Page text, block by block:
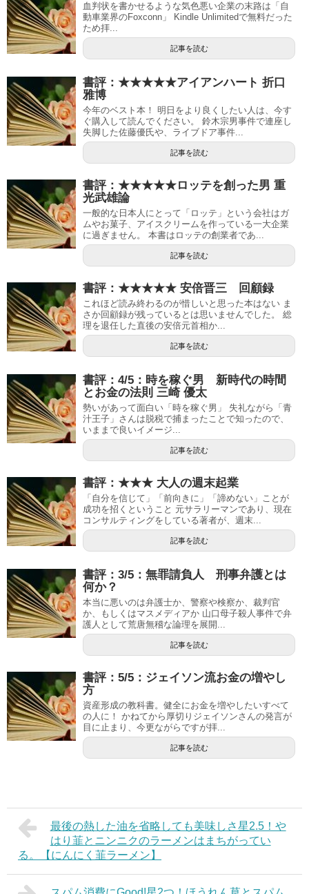
血判状を書かせるような気色悪い企業の末路は「自
動車業界のFoxconn」 Kindle Unlimitedで無料だった
ため拝...
記事を読む
書評：★★★★★アイアンハート 折口
雅博
今年のベスト本！ 明日をより良くしたい人は、今す
ぐ購入して読んでください。 鈴木宗男事件で連座し
失脚した佐藤優氏や、ライブドア事件...
記事を読む
書評：★★★★★ロッテを創った男 重
光武雄論
一般的な日本人にとって「ロッテ」という会社はガ
ムやお菓子、アイスクリームを作っている一大企業
に過ぎません。 本書はロッテの創業者であ...
記事を読む
書評：★★★★★ 安倍晋三 回顧録
これほど読み終わるのが惜しいと思った本はない ま
さか回顧録が残っているとは思いませんでした。 総
理を退任した直後の安倍元首相か...
記事を読む
書評：4/5：時を稼ぐ男 新時代の時間
とお金の法則 三崎 優太
勢いがあって面白い「時を稼ぐ男」 失礼ながら「青
汁王子」さんは脱税で捕まったことで知ったので、
いままで良いイメージ...
記事を読む
書評：★★★ 大人の週末起業
「自分を信じて」「前向きに」「諦めない」ことが
成功を招くということ 元サラリーマンであり、現在
コンサルティングをしている著者が、週末...
記事を読む
書評：3/5：無罪請負人 刑事弁護とは
何か？
本当に悪いのは弁護士か、警察や検察か、裁判官
か、もしくはマスメディアか 山口母子殺人事件で弁
護人として荒唐無稽な論理を展開...
記事を読む
書評：5/5：ジェイソン流お金の増やし
方
資産形成の教科書。健全にお金を増やしたいすべて
の人に！ かねてから厚切りジェイソンさんの発言が
目に止まり、今更ながらですが拝...
記事を読む
最後の熱した油を省略しても美味しさ星2.5！や
はり韮とニンニクのラーメンはまちがってい
る。【にんにく韮ラーメン】